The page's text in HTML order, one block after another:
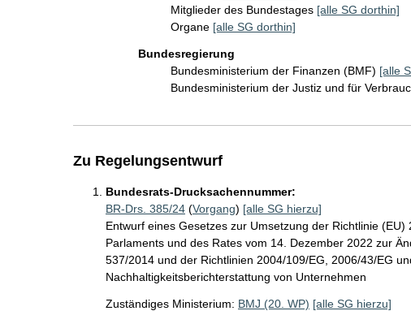
Mitglieder des Bundestages [alle SG dorthin]
Organe [alle SG dorthin]
Bundesregierung
Bundesministerium der Finanzen (BMF) [alle
Bundesministerium der Justiz und für
Zu Regelungsentwurf
Bundesrats-Drucksachennummer:
BR-Drs. 385/24(Vorgang) [alle SG hierzu]
Entwurf eines Gesetzes zur Umsetzung der Richtlinie
Parlaments und des Rates vom 14. Dezember 2022 zur
537/2014 und der Richtlinien 2004/109/EG, 2006/43/EG
Nachhaltigkeitsberichterstattung von Unternehmen
Zuständiges Ministerium: BMJ (20. WP) [alle SG hierzu]